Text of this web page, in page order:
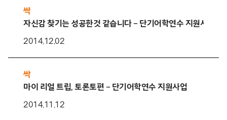
싹
자신감 찾기는 성공한것 같습니다 – 단기어학연수 지원사업
2014.12.02
싹
마이 리얼 트립, 토론토편 – 단기어학연수 지원사업
2014.11.12